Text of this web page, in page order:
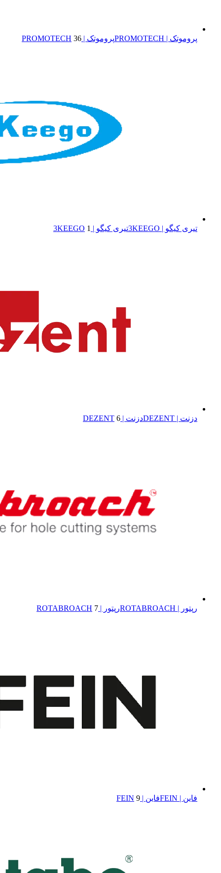
پروموتک | PROMOTECH پروموتک | PROMOTECH 36
تیری کیگو | 3KEEGO تیری کیگو | 3KEEGO 1
دزنت | DEZENT دزنت | DEZENT 6
رپتور | ROTABROACH رپتور | ROTABROACH 7
فاین | FEIN فاین | FEIN 9